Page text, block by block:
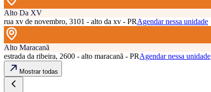
Alto Da XV
rua xv de novembro, 3101 - alto da xv - PRAgendar nessa unidade
Alto Maracanã
estrada da ribeira, 2600 - alto maracanã - PRAgendar nessa unidade
Mostrar todas